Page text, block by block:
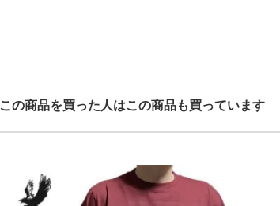
この商品を買った人はこの商品も買っています